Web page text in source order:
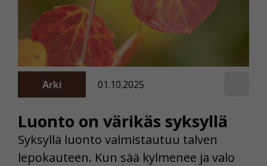
Luonto on värikäs syksyllä
Arki 01.10.2025
Syksyllä luonto valmistautuu talven
lepokauteen. Kun sää kylmenee ja valo